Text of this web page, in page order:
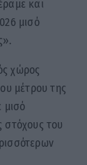
και
μισό
χώρος
μέτρου της
μισό
στόχους του